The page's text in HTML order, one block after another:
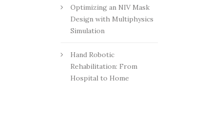
neurologici
neurologici
neurologici
plus
neurologici
neurologici
Optimizing an NIV Mask
Design with Multiphysics
Simulation
Hand Robotic
Rehabilitation: From
Hospital to Home